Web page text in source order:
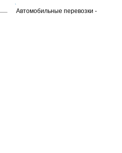
Автомобильные перевозки -